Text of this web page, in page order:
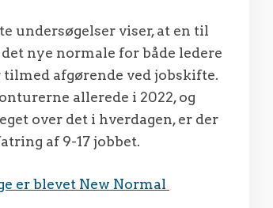
undersøgelser viser, at en til
nye normale for både ledere
afgørende ved jobskifte.
allerede i 2022, og
over det i hverdagen, er der
af 9-17 jobbet.
er blevet New Normal